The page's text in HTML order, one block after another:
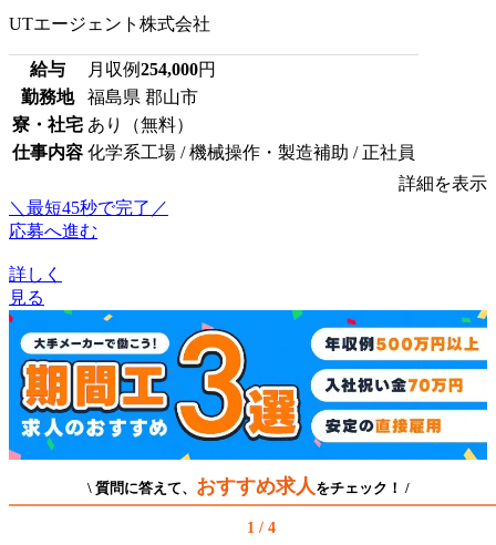
UTエージェント株式会社
給与 月収例254,000円
勤務地
福島県 郡山市
寮・社宅 あり（無料）
仕事内容 化学系工場 / 機械操作・製造補助 / 正社員
詳細を表示
＼最短45秒で完了／
応募へ進む
詳しく
見る
\ 質問に答えて、 おすすめ求人 をチェック！ /
1 / 4